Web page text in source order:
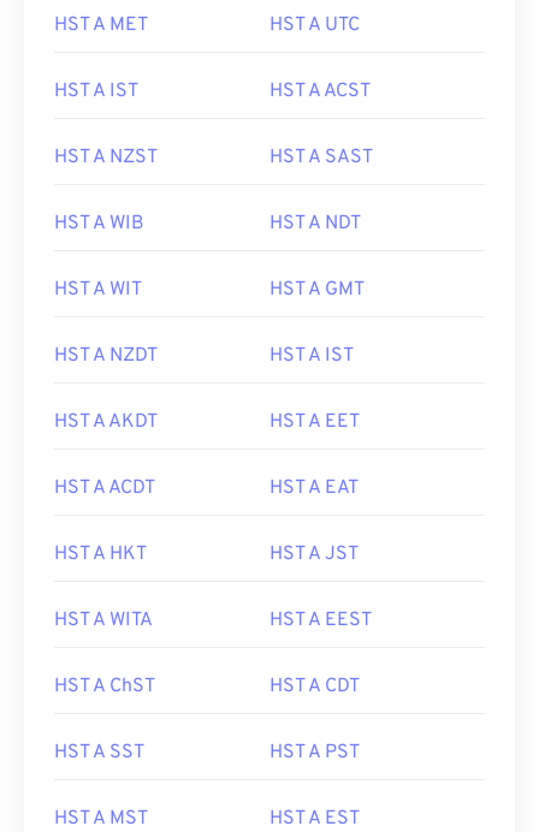
HST A MET HST A UTC
HST A IST HST A ACST
HST A NZST HST A SAST
HST A WIB HST A NDT
HST A WIT HST A GMT
HST A NZDT HST A IST
HST A AKDT HST A EET
HST A ACDT HST A EAT
HST A HKT HST A JST
HST A WITA HST A EEST
HST A ChST HST A CDT
HST A SST HST A PST
HST A MST HST A EST